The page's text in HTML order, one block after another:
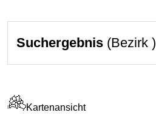
Suchergebnis (Bezirk )
Kartenansicht